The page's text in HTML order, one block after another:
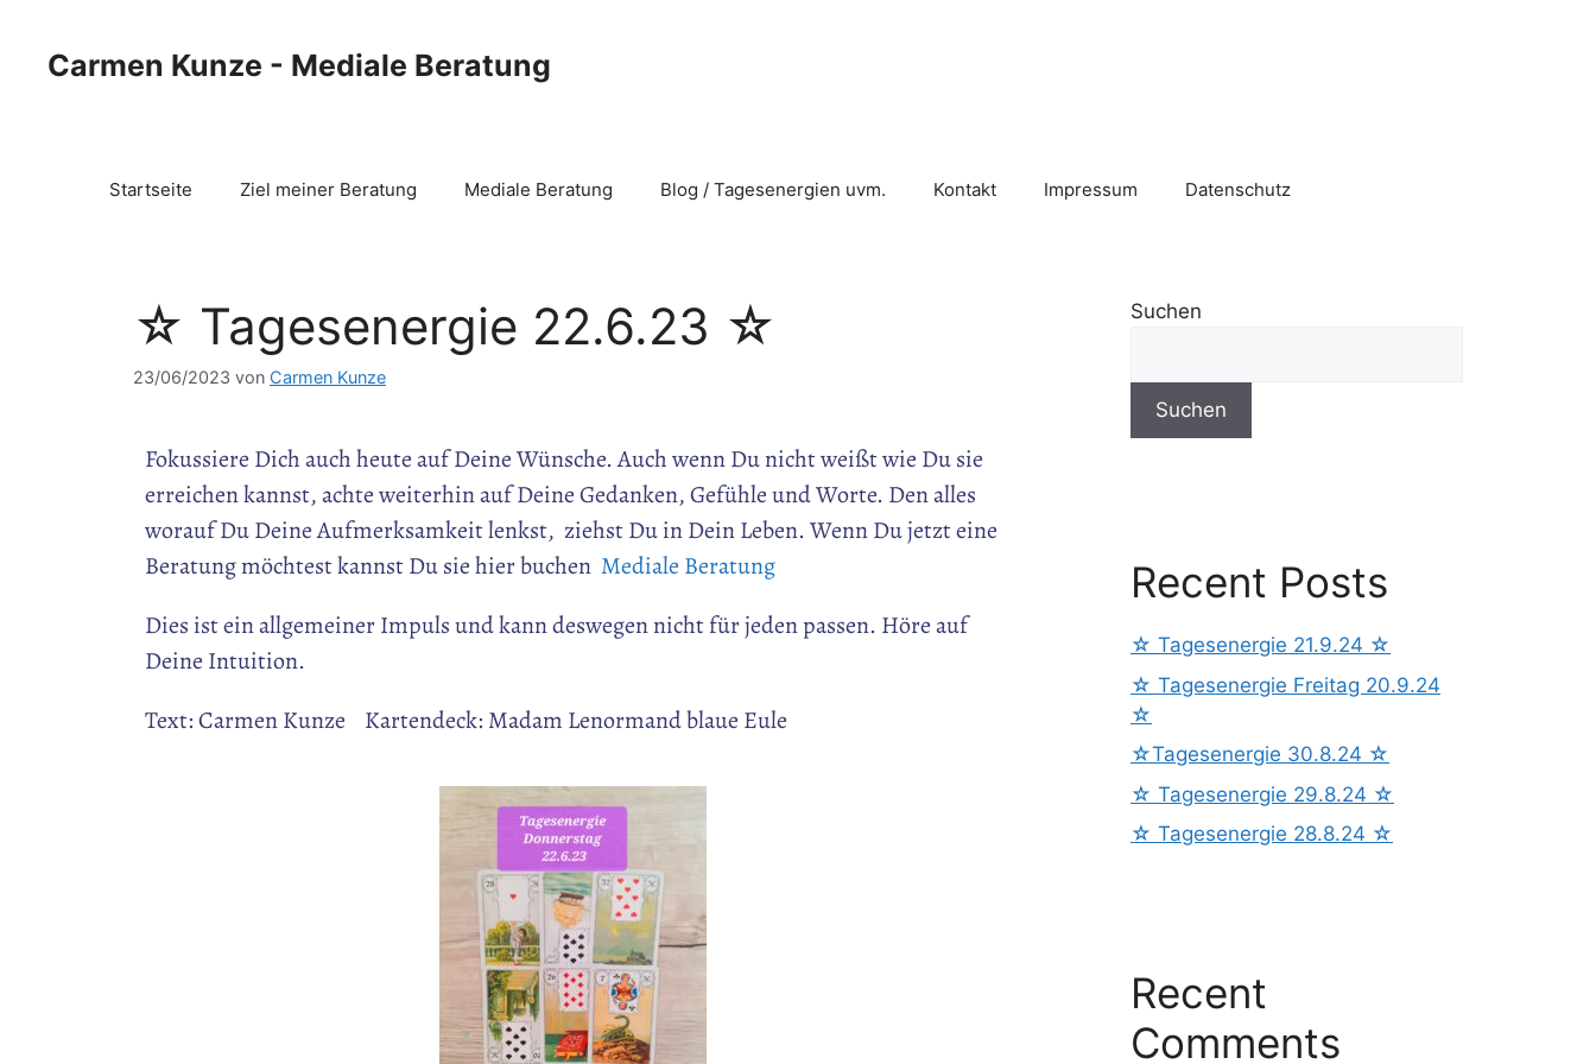
Carmen Kunze - Mediale Beratung
Startseite Ziel meiner Beratung Mediale Beratung Blog / Tagesenergien uvm. Kontakt Impressum Datenschutz
☆ Tagesenergie 22.6.23 ☆
23/06/2023 von Carmen Kunze
Fokussiere Dich auch heute auf Deine Wünsche. Auch wenn Du nicht weißt wie Du sie
erreichen kannst, achte weiterhin auf Deine Gedanken, Gefühle und Worte. Den alles
worauf Du Deine Aufmerksamkeit lenkst, ziehst Du in Dein Leben. Wenn Du jetzt eine
Beratung möchtest kannst Du sie hier buchen Mediale Beratung
Dies ist ein allgemeiner Impuls und kann deswegen nicht für jeden passen. Höre auf
Deine Intuition.
Text: Carmen Kunze Kartendeck: Madam Lenormand blaue Eule
Suchen
Suchen
Recent Posts
☆ Tagesenergie 21.9.24 ☆
☆ Tagesenergie Freitag 20.9.24
☆
☆Tagesenergie 30.8.24 ☆
☆ Tagesenergie 29.8.24 ☆
☆ Tagesenergie 28.8.24 ☆
Recent
Comments